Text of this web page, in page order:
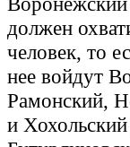
должен
человек, то
нее войдут
Рамонский,
и